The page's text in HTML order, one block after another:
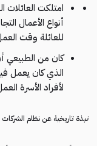
امتلكت العائلات
أنواع الأعمال
للعائلة وقت
كان من
الذي كان يعمل
لأفراد الأسرة
نبذة تاريخية عن نظام الشركات